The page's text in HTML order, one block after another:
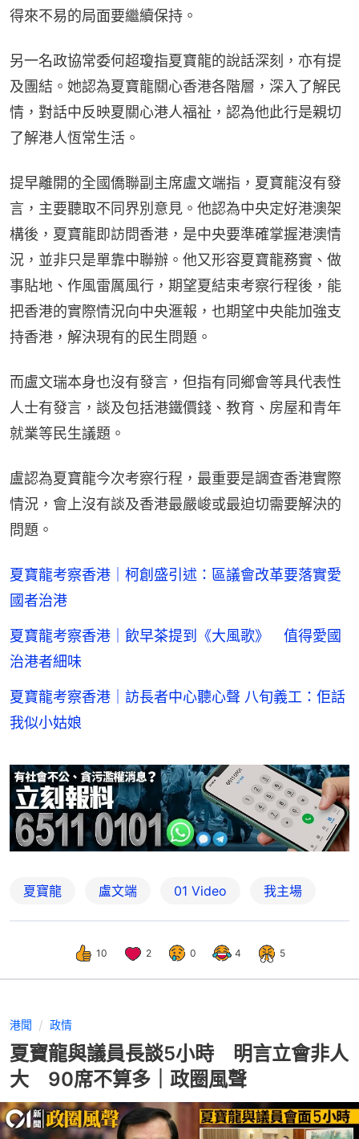
得來不易的局面要繼續保持。
另一名政協常委何超瓊指夏寶龍的說話深刻，亦有提
及團結。她認為夏寶龍關心香港各階層，深入了解民
情，對話中反映夏關心港人福祉，認為他此行是親切
了解港人恆常生活。
提早離開的全國僑聯副主席盧文端指，夏寶龍沒有發
言，主要聽取不同界別意見。他認為中央定好港澳架
構後，夏寶龍即訪問香港，是中央要準確掌握港澳情
況，並非只是單靠中聯辦。他又形容夏寶龍務實、做
事貼地、作風雷厲風行，期望夏結束考察行程後，能
把香港的實際情況向中央滙報，也期望中央能加強支
持香港，解決現有的民生問題。
而盧文瑞本身也沒有發言，但指有同鄉會等具代表性
人士有發言，談及包括港鐵價錢、教育、房屋和青年
就業等民生議題。
盧認為夏寶龍今次考察行程，最重要是調查香港實際
情況，會上沒有談及香港最嚴峻或最迫切需要解決的
問題。
夏寶龍考察香港｜柯創盛引述：區議會改革要落實愛
國者治港
夏寶龍考察香港｜飲早茶提到《大風歌》 值得愛國
治港者細味
夏寶龍考察香港｜訪長者中心聽心聲 八旬義工：佢話
我似小姑娘
夏寶龍 盧文端 01 Video 我主場
10 2 0 4 5
港聞 政情
夏寶龍與議員長談5小時 明言立會非人
大 90席不算多｜政圈風聲